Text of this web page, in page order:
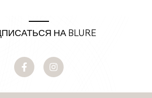
НА BLURE